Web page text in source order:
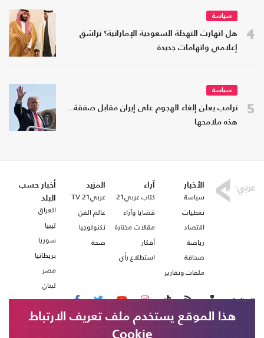
4
سياسة
هل انهارت التهدئة السعودية الإماراتية؟ تراشق
إعلامي واتهامات جديدة
5
سياسة
ترامب يعلن إلغاء الهجوم على إيران مقابل صفقة..
هذه ملامحها
الأخبار
سياسة
تغطيات
اقتصاد
رياضة
صحافة
ملفات وتقارير
آراء
كتاب عربي21
قضايا وآراء
مقالات مختارة
أفكار
استطلاع رأي
المزيد
عربي21 TV
عالم الفن
تكنولوجيا
صحة
أخبار حسب
البلد
العراق
ليبيا
سوريا
بريطانيا
مصر
لبنان
تابعنا على
هذا الموقع يستخدم ملف تعريف الارتباط
Cookie